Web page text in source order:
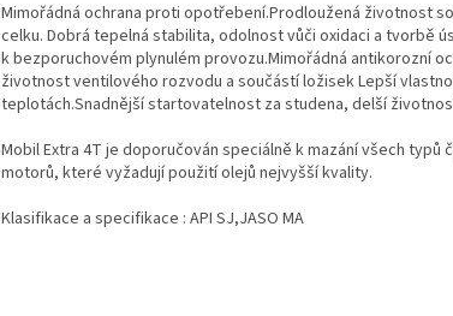
Mimořádná ochrana proti opotřebení.Prodloužená životnost
celku. Dobrá tepelná stabilita, odolnost vůči oxidaci a tvorbě
k bezporuchovém plynulém provozu.Mimořádná antikorozní
životnost ventilového rozvodu a součástí ložisek Lepší
teplotách.Snadnější startovatelnost za studena, delší
Mobil Extra 4T je doporučován speciálně k mazání všech
motorů, které vyžadují použití olejů nejvyšší kvality.
Klasifikace a specifikace : API SJ,JASO MA